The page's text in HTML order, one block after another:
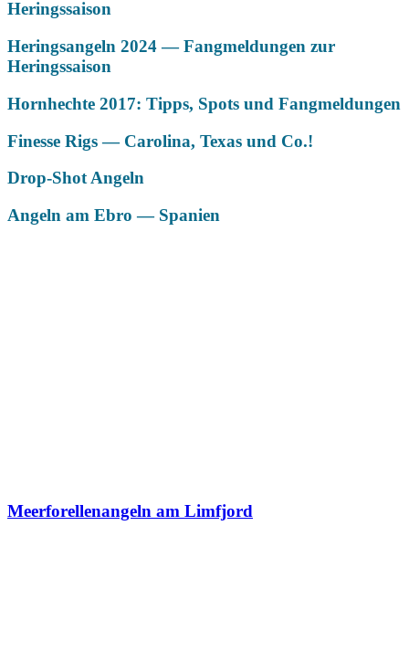
Heringssaison
Heringsangeln 2024 — Fangmeldungen zur
Heringssaison
Hornhechte 2017: Tipps, Spots und Fangmeldungen
Finesse Rigs — Carolina, Texas und Co.!
Drop-Shot Angeln
Angeln am Ebro — Spanien
Meerforellenangeln am Limfjord